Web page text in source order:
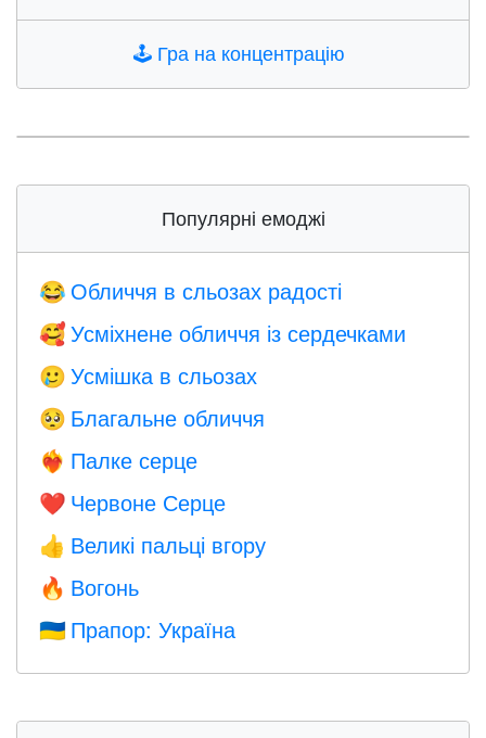
🕹️ Гра на концентрацію
Популярні емоджі
😂 Обличчя в сльозах радості
🥰 Усміхнене обличчя із сердечками
🥲 Усмішка в сльозах
🥺 Благальне обличчя
❤️‍🔥 Палке серце
❤️ Червоне Серце
👍 Великі пальці вгору
🔥 Вогонь
🇺🇦 Прапор: Україна